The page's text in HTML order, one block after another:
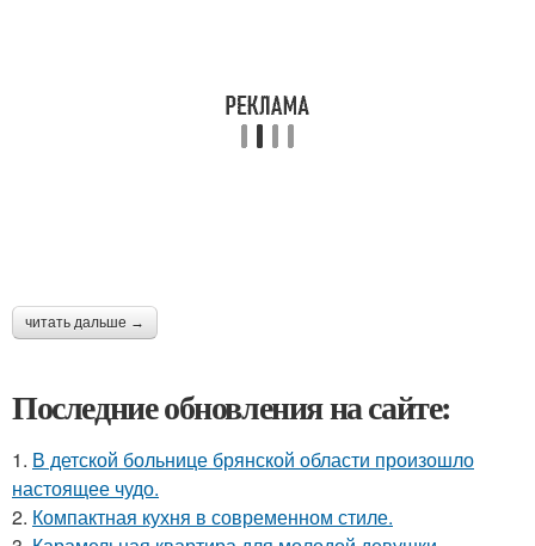
читать дальше →
Последние обновления на сайте:
1. В детской больнице брянской области произошло
настоящее чудо.
2. Компактная кухня в современном стиле.